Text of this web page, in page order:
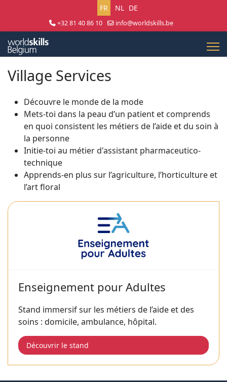
Sélectionnez votre langue
FR NL DE
+32 81 40 86 10
info@worldskills.be
Village Services
Découvre le monde de la mode
Mets-toi dans la peau d’un patient et comprends
en quoi consistent les métiers de l’aide et du soin à
la personne
Initie-toi au métier d'assistant pharmaceutico-
technique
Apprends-en plus sur l’agriculture, l’horticulture et
l’art floral
Enseignement pour Adultes
Stand immersif sur les métiers de l’aide et des
soins : domicile, ambulance, hôpital.
Découvrir le stand